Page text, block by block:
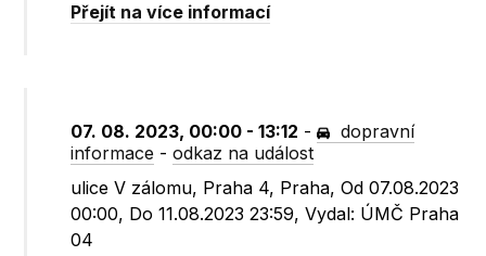
Přejít na více informací
07. 08. 2023, 00:00 - 13:12 -
dopravní
informace -odkaz na událost
ulice V zálomu, Praha 4, Praha, Od 07.08.2023
00:00, Do 11.08.2023 23:59, Vydal: ÚMČ Praha
04